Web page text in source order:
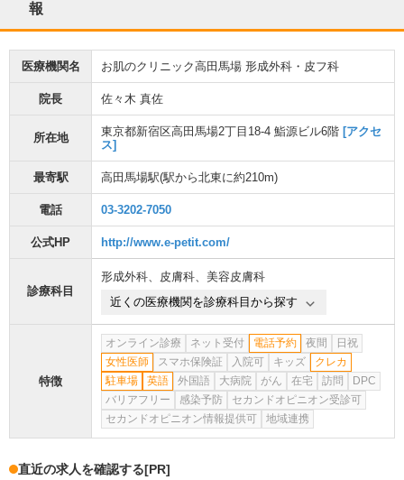
報
医療機関名 お肌のクリニック高田馬場 形成外科・皮フ科
院長 佐々木 真佐
所在地 東京都新宿区高田馬場2丁目18-4 鮨源ビル6階 [アクセ
ス]
最寄駅 高田馬場駅(駅から北東に約210m)
電話 03-3202-7050
公式HP http://www.e-petit.com/
診療科目
形成外科、 皮膚科、 美容皮膚科
近くの医療機関を診療科目から探す
特徴
オンライン診療 ネット受付 電話予約 夜間
日祝
女性医師
スマホ保険証 入院可 キッズ
クレカ
駐車場
英語 外国語 大病院 がん 在宅 訪問
DPC
バリアフリー
感染予防
セカンドオピニオン受診可
セカンドオピニオン情報提供可
地域連携
直近の求人を確認する[PR]